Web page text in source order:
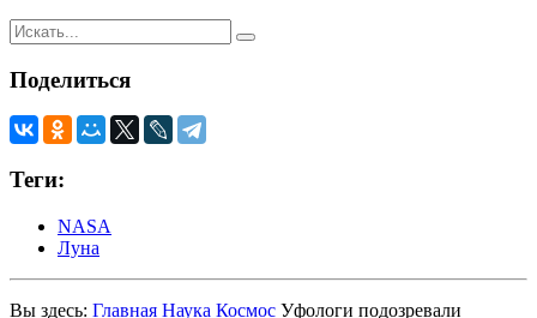
Поделиться
Теги:
NASA
Луна
Вы здесь: Главная Наука Космос Уфологи подозревали